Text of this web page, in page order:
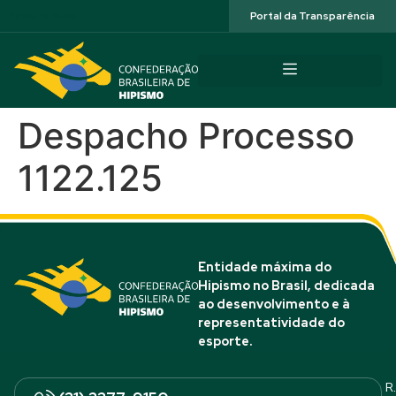
Portal da Transparência
Despacho Processo
1122.125
Entidade máxima do
Hipismo no Brasil, dedicada
ao desenvolvimento e à
representatividade do
esporte.
R.